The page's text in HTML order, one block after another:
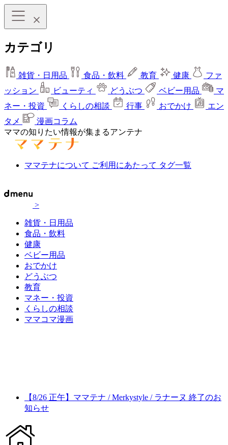
カテゴリ
雑貨・日用品 食品・飲料 教育 健康
ファ
ッション
ビューティ どうぶつ ベビー用品
マ
ネー・投資
くらしの相談 行事 おでかけ
エン
タメ
漫画コラム
ママの知りたい情報が集まるアンテナ
ママテナについて ご利用にあたって タグ一覧
>
雑貨・日用品
食品・飲料
健康
ベビー用品
おでかけ
どうぶつ
教育
マネー・投資
くらしの相談
ママコマ漫画
【8/26 正午】ママテナ / Merkystyle / ラナーヌ 終了のお
知らせ